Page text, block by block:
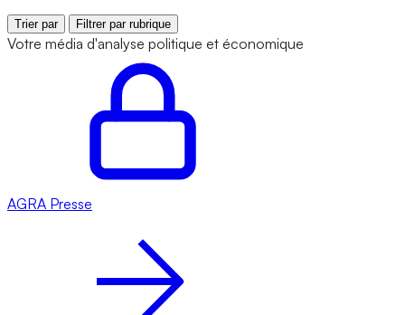
Trier par Filtrer par rubrique
Votre média d'analyse politique et économique
AGRA Presse